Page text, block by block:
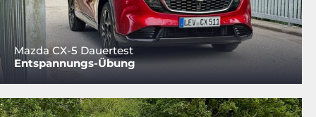
Mazda CX-5 Dauertest
Entspannungs-Übung